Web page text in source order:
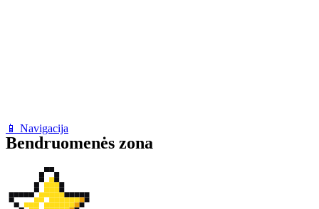
📱 Navigacija
Bendruomenės zona